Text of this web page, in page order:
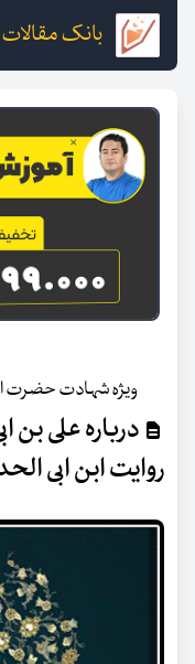
بانک مقالات
ویژه شهادت حضرت
درباره علی بن
روایت ابن ابی